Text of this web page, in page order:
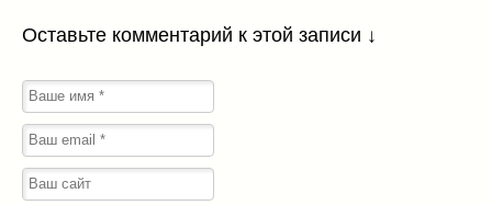
Оставьте комментарий к этой записи ↓